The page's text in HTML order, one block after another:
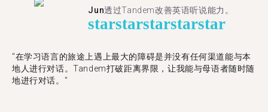
Jun透过Tandem改善英语听说能力。
starstarstarstarstar
"在学习语言的旅途上遇上最大的障碍是并没有任何渠道能与本
地人进行对话。Tandem打破距离界限，让我能与母语者随时随
地进行对话。"